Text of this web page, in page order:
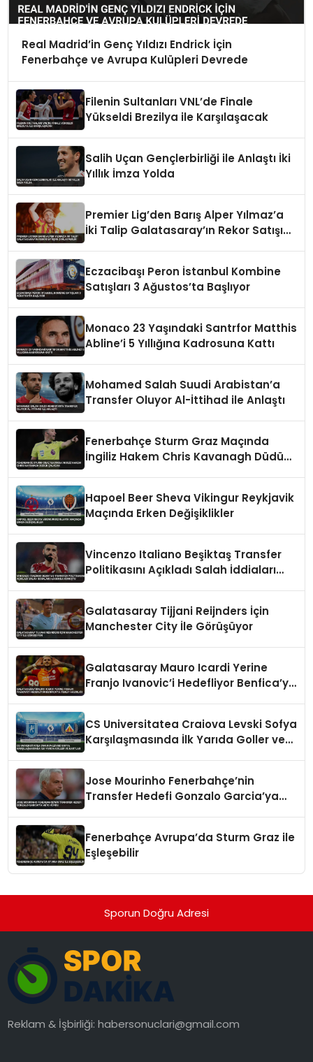
Real Madrid’in Genç Yıldızı Endrick İçin
Fenerbahçe ve Avrupa Kulüpleri Devrede
Filenin Sultanları VNL’de Finale
Yükseldi Brezilya ile Karşılaşacak
Salih Uçan Gençlerbirliği ile Anlaştı İki
Yıllık İmza Yolda
Premier Lig’den Barış Alper Yılmaz’a
İki Talip Galatasaray’ın Rekor Satışını
Eczacibaşı Peron İstanbul Kombine
Satışları 3 Ağustos’ta Başlıyor
Monaco 23 Yaşındaki Santrfor Matthis
Abline’i 5 Yıllığına Kadrosuna Kattı
Mohamed Salah Suudi Arabistan’a
Transfer Oluyor Al-İttihad ile Anlaştı
Fenerbahçe Sturm Graz Maçında
İngiliz Hakem Chris Kavanagh Düdük
Hapoel Beer Sheva Vikingur Reykjavik
Maçında Erken Değişiklikler
Vincenzo Italiano Beşiktaş Transfer
Politikasını Açıkladı Salah İddiaları
Galatasaray Tijjani Reijnders İçin
Manchester City İle Görüşüyor
Galatasaray Mauro Icardi Yerine
Franjo Ivanovic’i Hedefliyor Benfica’ya
CS Universitatea Craiova Levski Sofya
Karşılaşmasında İlk Yarıda Goller ve
Jose Mourinho Fenerbahçe’nin
Transfer Hedefi Gonzalo Garcia’ya
Fenerbahçe Avrupa’da Sturm Graz ile
Eşleşebilir
Sporun Doğru Adresi
Reklam & İşbirliği:habersonuclari@gmail.com